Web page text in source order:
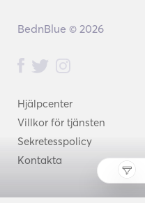
Hjälpcenter
Villkor för tjänsten
Sekretesspolicy
Kontakta
BednBlue © 2026